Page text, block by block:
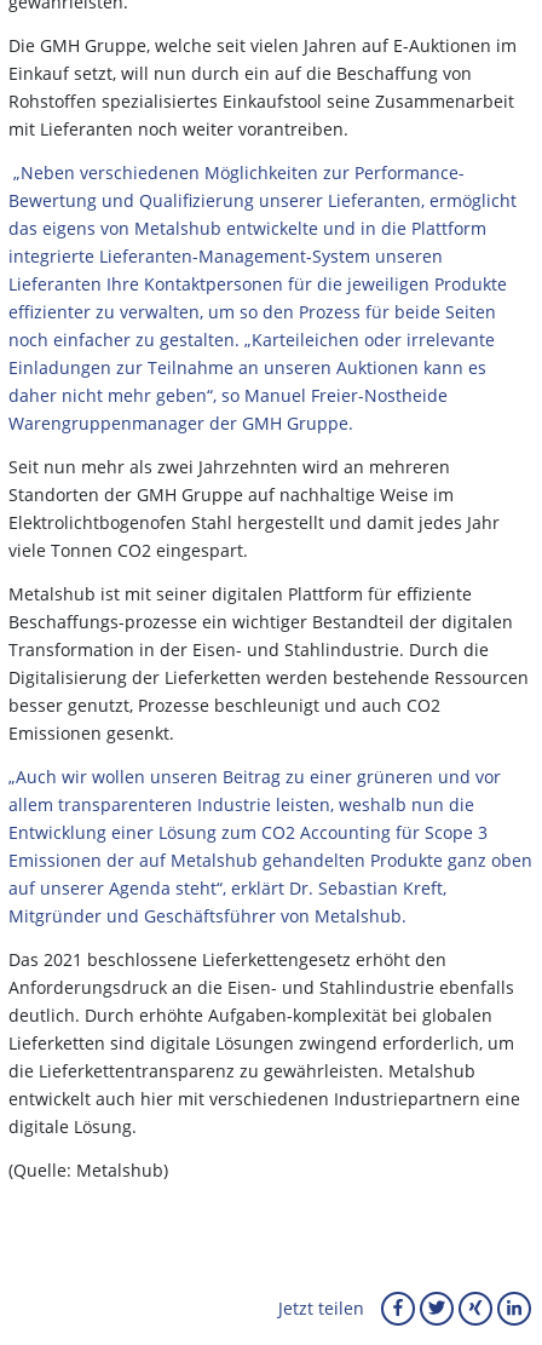
Die GMH Gruppe, welche seit vielen Jahren auf E-Auktionen im
Einkauf setzt, will nun durch ein auf die Beschaffung von
Rohstoffen spezialisiertes Einkaufstool seine Zusammenarbeit
mit Lieferanten noch weiter vorantreiben.
„Neben verschiedenen Möglichkeiten zur Performance-
Bewertung und Qualifizierung unserer Lieferanten, ermöglicht
das eigens von Metalshub entwickelte und in die Plattform
integrierte Lieferanten-Management-System unseren
Lieferanten Ihre Kontaktpersonen für die jeweiligen Produkte
effizienter zu verwalten, um so den Prozess für beide Seiten
noch einfacher zu gestalten. „Karteileichen oder irrelevante
Einladungen zur Teilnahme an unseren Auktionen kann es
daher nicht mehr geben“, so Manuel Freier-Nostheide
Warengruppenmanager der GMH Gruppe.
Seit nun mehr als zwei Jahrzehnten wird an mehreren
Standorten der GMH Gruppe auf nachhaltige Weise im
Elektrolichtbogenofen Stahl hergestellt und damit jedes Jahr
viele Tonnen CO2 eingespart.
Metalshub ist mit seiner digitalen Plattform für effiziente
Beschaffungs-prozesse ein wichtiger Bestandteil der digitalen
Transformation in der Eisen- und Stahlindustrie. Durch die
Digitalisierung der Lieferketten werden bestehende Ressourcen
besser genutzt, Prozesse beschleunigt und auch CO2
Emissionen gesenkt.
„Auch wir wollen unseren Beitrag zu einer grüneren und vor
allem transparenteren Industrie leisten, weshalb nun die
Entwicklung einer Lösung zum CO2 Accounting für Scope 3
Emissionen der auf Metalshub gehandelten Produkte ganz oben
auf unserer Agenda steht“, erklärt Dr. Sebastian Kreft,
Mitgründer und Geschäftsführer von Metalshub.
Das 2021 beschlossene Lieferkettengesetz erhöht den
Anforderungsdruck an die Eisen- und Stahlindustrie ebenfalls
deutlich. Durch erhöhte Aufgaben-komplexität bei globalen
Lieferketten sind digitale Lösungen zwingend erforderlich, um
die Lieferkettentransparenz zu gewährleisten. Metalshub
entwickelt auch hier mit verschiedenen Industriepartnern eine
digitale Lösung.
(Quelle: Metalshub)
Jetzt teilen